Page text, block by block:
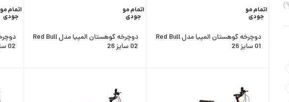
اتمام مو
جودی
دوچرخه کوهستان المپیا مدل Red Bull
01 سایز 26
اتمام مو
جودی
دوچرخه کوهستان المپیا مدل Red Bull
02 سایز 26
اتمام مو
جودی
02 سایز 26 رنگ نارنجی